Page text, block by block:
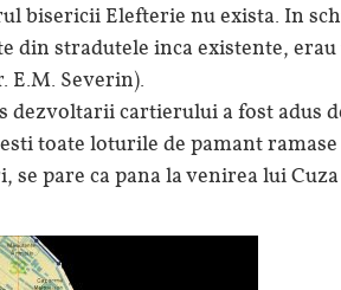
bisericii Elefterie nu exista. In
din stradutele inca existente, erau
E.M. Severin).
dezvoltarii cartierului a fost adus
toate loturile de pamant
pare ca pana la venirea lui